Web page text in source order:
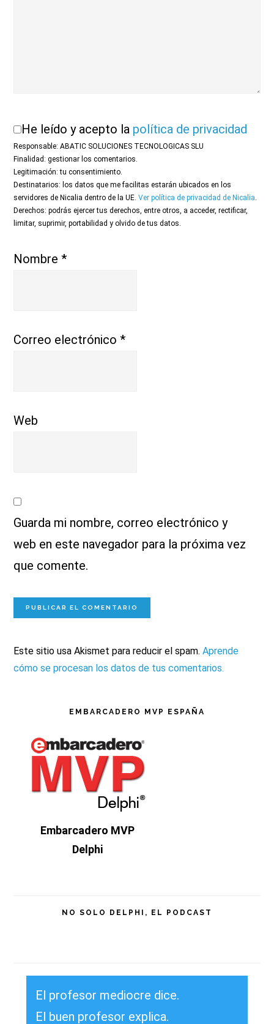
He leído y acepto la política de privacidad
Responsable: ABATIC SOLUCIONES TECNOLOGICAS SLU
Finalidad: gestionar los comentarios.
Legitimación: tu consentimiento.
Destinatarios: los datos que me facilitas estarán ubicados en los
servidores de Nicalia dentro de la UE.Ver política de privacidad de Nicalia
Derechos: podrás ejercer tus derechos, entre otros, a acceder, rectificar,
limitar, suprimir, portabilidad y olvido de tus datos.
Nombre*
Correo electrónico*
Web
Guarda mi nombre, correo electrónico y
web en este navegador para la próxima vez
que comente.
Este sitio usa Akismet para reducir el spam.Aprende
cómo se procesan los datos de tus comentarios.
Barra
lateral
principal
EMBARCADERO MVP ESPAÑA
Embarcadero MVP
Delphi
NO SOLO DELPHI, EL PODCAST
El profesor mediocre dice.
El buen profesor explica.